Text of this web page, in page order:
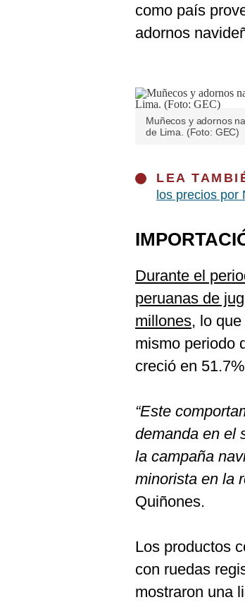
como país
adornos
Muñecos y adornos
de Lima. (Foto: GEC)
LEA
los precios por
Durante el
peruanas de
millones, lo
mismo periodo
creció en
“Este
demanda en el
la campaña
minorista en la
Quiñones.
Los productos
con ruedas
mostraron una